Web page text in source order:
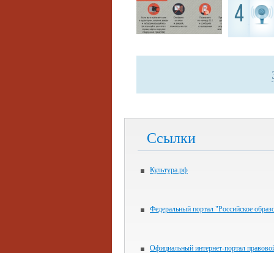
4
Ссылки
Культура.рф
Федеральный портал "Российское
Официальный интернет-портал